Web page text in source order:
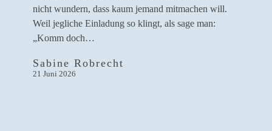
sinkendes
Schiff“
nicht wundern, dass kaum jemand mitmachen will.
Weil jegliche Einladung so klingt, als sage man:
„Komm doch…
Sabine Robrecht
21 Juni 2026